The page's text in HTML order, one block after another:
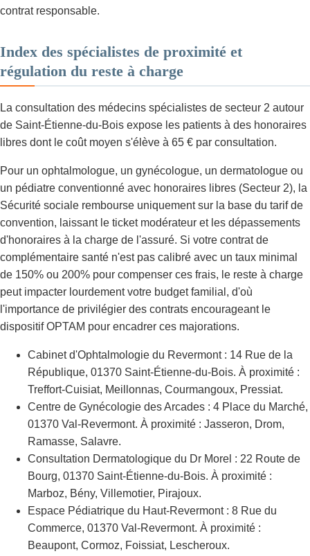
contrat responsable.
Index des spécialistes de proximité et
régulation du reste à charge
La consultation des médecins spécialistes de secteur 2 autour
de Saint-Étienne-du-Bois expose les patients à des honoraires
libres dont le coût moyen s'élève à 65 € par consultation.
Pour un ophtalmologue, un gynécologue, un dermatologue ou
un pédiatre conventionné avec honoraires libres (Secteur 2), la
Sécurité sociale rembourse uniquement sur la base du tarif de
convention, laissant le ticket modérateur et les dépassements
d'honoraires à la charge de l'assuré. Si votre contrat de
complémentaire santé n'est pas calibré avec un taux minimal
de 150% ou 200% pour compenser ces frais, le reste à charge
peut impacter lourdement votre budget familial, d'où
l'importance de privilégier des contrats encourageant le
dispositif OPTAM pour encadrer ces majorations.
Cabinet d'Ophtalmologie du Revermont : 14 Rue de la
République, 01370 Saint-Étienne-du-Bois. À proximité :
Treffort-Cuisiat, Meillonnas, Courmangoux, Pressiat.
Centre de Gynécologie des Arcades : 4 Place du Marché,
01370 Val-Revermont. À proximité : Jasseron, Drom,
Ramasse, Salavre.
Consultation Dermatologique du Dr Morel : 22 Route de
Bourg, 01370 Saint-Étienne-du-Bois. À proximité :
Marboz, Bény, Villemotier, Pirajoux.
Espace Pédiatrique du Haut-Revermont : 8 Rue du
Commerce, 01370 Val-Revermont. À proximité :
Beaupont, Cormoz, Foissiat, Lescheroux.